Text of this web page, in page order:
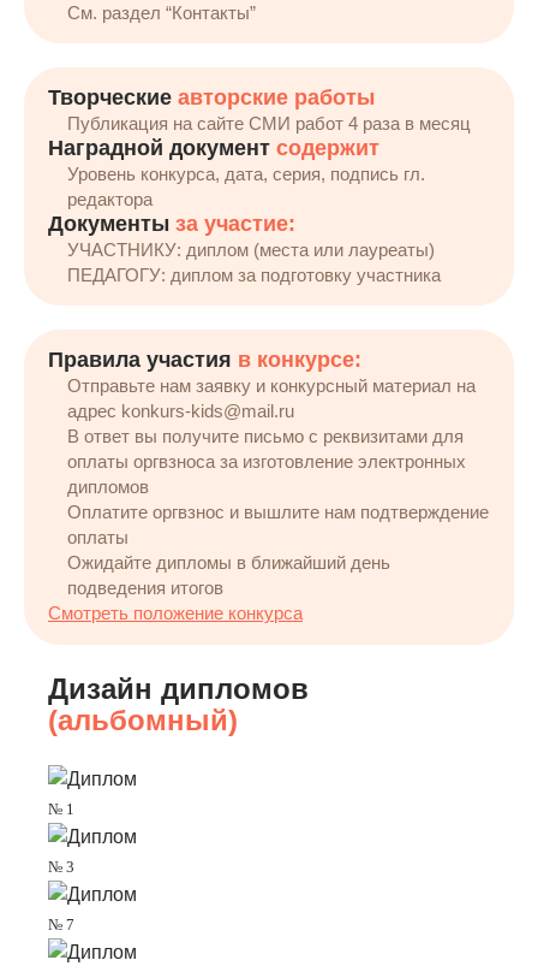
См. раздел “Контакты”
Творческие авторские работы
Публикация на сайте СМИ работ 4 раза в месяц
Наградной документ содержит
Уровень конкурса, дата, серия, подпись гл.
редактора
Документы за участие:
УЧАСТНИКУ: диплом (места или лауреаты)
ПЕДАГОГУ: диплом за подготовку участника
Правила участия в конкурсе:
Отправьте нам заявку и конкурсный материал на
адрес konkurs-kids@mail.ru
В ответ вы получите письмо с реквизитами для
оплаты оргвзноса за изготовление электронных
дипломов
Оплатите оргвзнос и вышлите нам подтверждение
оплаты
Ожидайте дипломы в ближайший день
подведения итогов
Смотреть положение конкурса
Дизайн дипломов
(альбомный)
№ 1
№ 3
№ 7